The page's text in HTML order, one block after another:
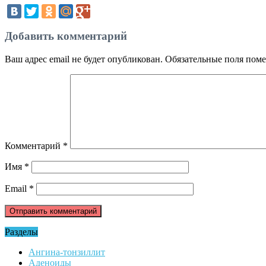
Добавить комментарий
Ваш адрес email не будет опубликован. Обязательные поля
Комментарий *
Имя *
Email *
Разделы
Ангина-тонзиллит
Аденоиды